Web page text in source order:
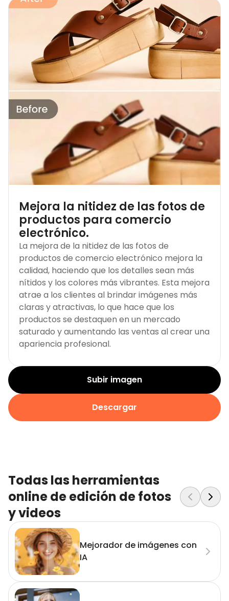
Mejora la nitidez de las fotos de
productos para comercio
electrónico.
La mejora de la nitidez de las fotos de
productos de comercio electrónico mejora la
calidad, haciendo que los detalles sean más
nítidos y los colores más vibrantes. Esta mejora
atrae a los clientes al brindar imágenes más
claras y atractivas, lo que hace que los
productos se destaquen en un mercado
saturado y aumentando las ventas al crear una
apariencia profesional.
Subir imagen
Descargar
Todas las herramientas
online de edición de fotos
y videos
Mejorador de imágenes con
IA